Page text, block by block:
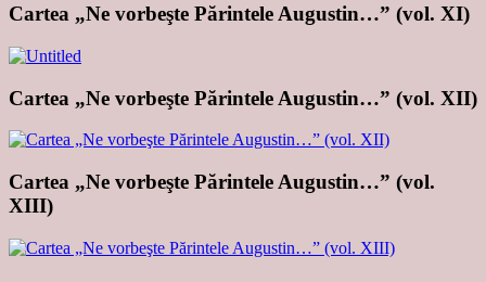
Cartea „Ne vorbeşte Părintele Augustin…” (vol. XI)
Cartea „Ne vorbeşte Părintele Augustin…” (vol. XII)
Cartea „Ne vorbeşte Părintele Augustin…” (vol.
XIII)